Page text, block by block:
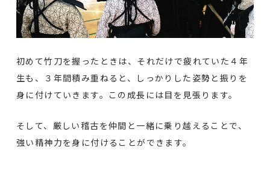
初めて竹刀を握ったときは、それだけで疲れていた４年
生も、３年間積み重ねると、しっかりした姿勢と振りを
身に付けていきます。この成長には目を見張ります。
そして、厳しい稽古を仲間と一緒に乗り越えることで、
強い精神力を身に付けることができます。